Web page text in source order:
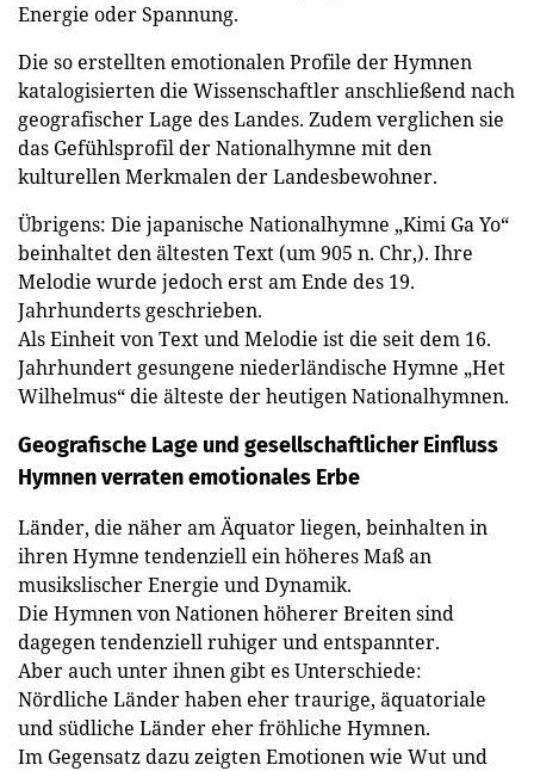
Energie oder Spannung.
Die so erstellten emotionalen Profile der Hymnen
katalogisierten die Wissenschaftler anschließend nach
geografischer Lage des Landes. Zudem verglichen sie
das Gefühlsprofil der Nationalhymne mit den
kulturellen Merkmalen der Landesbewohner.
Übrigens: Die japanische Nationalhymne „Kimi Ga Yo“
beinhaltet den ältesten Text (um 905 n. Chr,). Ihre
Melodie wurde jedoch erst am Ende des 19.
Jahrhunderts geschrieben.
Als Einheit von Text und Melodie ist die seit dem 16.
Jahrhundert gesungene niederländische Hymne „Het
Wilhelmus“ die älteste der heutigen Nationalhymnen.
Geografische Lage und gesellschaftlicher Einfluss
Hymnen verraten emotionales Erbe
Länder, die näher am Äquator liegen, beinhalten in
ihren Hymne tendenziell ein höheres Maß an
musikslischer Energie und Dynamik.
Die Hymnen von Nationen höherer Breiten sind
dagegen tendenziell ruhiger und entspannter.
Aber auch unter ihnen gibt es Unterschiede:
Nördliche Länder haben eher traurige, äquatoriale
und südliche Länder eher fröhliche Hymnen.
Im Gegensatz dazu zeigten Emotionen wie Wut und